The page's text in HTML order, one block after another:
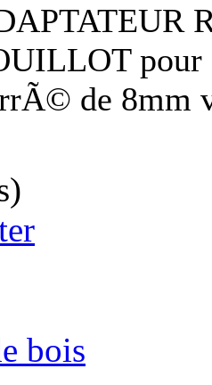
pour
de 8mm